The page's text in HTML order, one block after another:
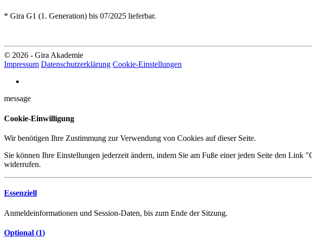
* Gira G1 (1. Generation) bis 07/2025 lieferbar.
© 2026 - Gira Akademie
Impressum Datenschutzerklärung Cookie-Einstellungen
message
Cookie-Einwilligung
Wir benötigen Ihre Zustimmung zur Verwendung von Cookies auf dieser Seite.
Sie können Ihre Einstellungen jederzeit ändern, indem Sie am Fuße einer jeden Seite den
widerrufen.
Essenziell
Anmeldeinformationen und Session-Daten, bis zum Ende der Sitzung.
Optional (1)